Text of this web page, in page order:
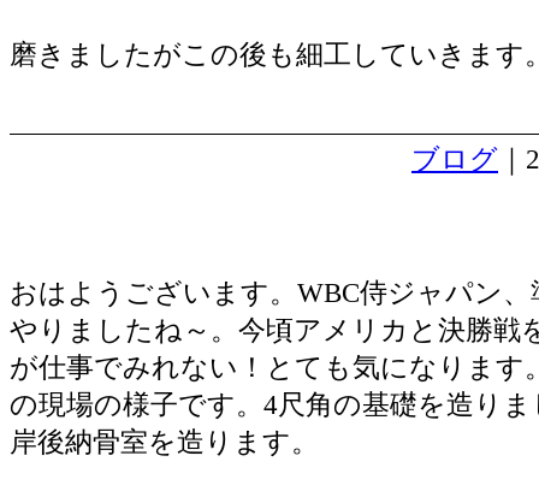
磨きましたがこの後も細工していきます
ブログ
おはようございます。WBC侍ジャパン
やりましたね～。今頃アメリカと決勝戦
が仕事でみれない！とても気になります
の現場の様子です。4尺角の基礎を造り
岸後納骨室を造ります。